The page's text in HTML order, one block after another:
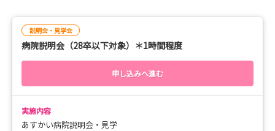
【持ち物】
・筆記用具
※軽装：カジュアルな服装で問題ありません。
説明会・見学会
病院説明会（28卒以下対象）＊1時間程度
申し込みへ進む
実施内容
あすかい病院説明会・見学